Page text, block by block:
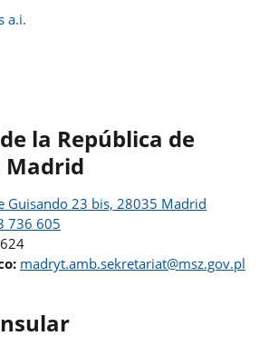
a.i.
la República de
Madrid
Guisando 23 bis, 28035 Madrid
736 605
madryt.amb.sekretariat@msz.gov.pl